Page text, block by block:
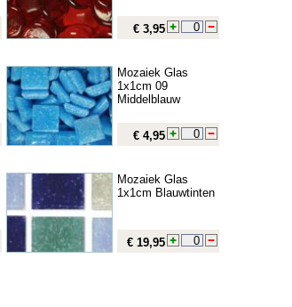
€ 3,95
Mozaiek Glas
1x1cm 09
Middelblauw
€ 4,95
Mozaiek Glas
1x1cm Blauwtinten
€ 19,95